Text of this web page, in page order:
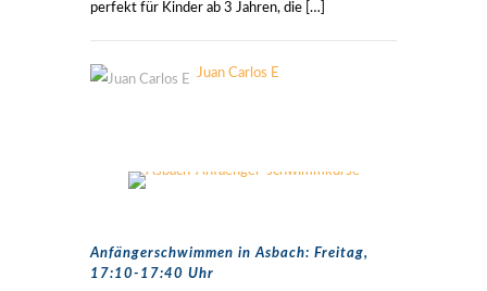
perfekt für Kinder ab 3 Jahren, die […]
Juan Carlos E
Anfängerschwimmen in Asbach: Freitag,
17:10-17:40 Uhr